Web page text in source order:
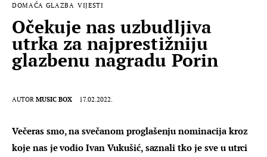
MUSIC BOX
DOMAĆA GLAZBA VIJESTI
Očekuje nas uzbudljiva
utrka za najprestižniju
glazbenu nagradu Porin
AUTOR MUSIC BOX 17.02.2022.
Večeras smo, na svečanom proglašenju nominacija kroz
koje nas je vodio Ivan Vukušić, saznali tko je sve u utrci